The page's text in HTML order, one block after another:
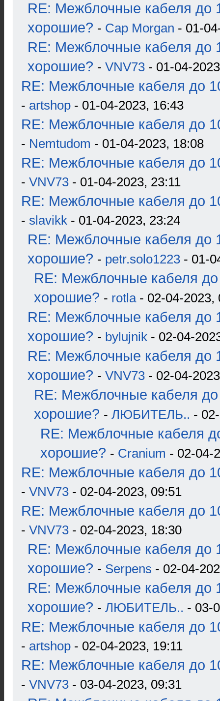
RE: Межблочные кабеля до
хорошие? - Cap Morgan - 01-
RE: Межблочные кабеля до
хорошие? - VNV73 - 01-04-
RE: Межблочные кабеля до
- artshop - 01-04-2023, 16:43
RE: Межблочные кабеля до
- Nemtudom - 01-04-2023, 18:08
RE: Межблочные кабеля до
- VNV73 - 01-04-2023, 23:11
RE: Межблочные кабеля до
- slavikk - 01-04-2023, 23:24
RE: Межблочные кабеля до
хорошие? - petr.solo1223 - 01-
RE: Межблочные кабеля до
хорошие? - rotla- 02-04-2023,
RE: Межблочные кабеля до
хорошие? - bylujnik - 02-04-
RE: Межблочные кабеля до
хорошие? - VNV73 - 02-04-
RE: Межблочные кабеля до
хорошие? - ЛЮБИТЕЛЬ.. -
RE: Межблочные кабеля
хорошие? - Cranium - 02-04-
RE: Межблочные кабеля до
- VNV73 - 02-04-2023, 09:51
RE: Межблочные кабеля до
- VNV73 - 02-04-2023, 18:30
RE: Межблочные кабеля до
хорошие? - Serpens - 02-04-
RE: Межблочные кабеля до
хорошие? - ЛЮБИТЕЛЬ.. - 03-
RE: Межблочные кабеля до
- artshop - 02-04-2023, 19:11
RE: Межблочные кабеля до
- VNV73 - 03-04-2023, 09:31